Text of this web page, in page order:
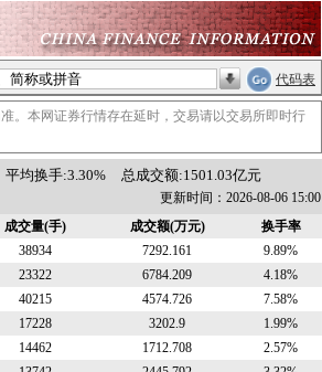
代码表
。本网证券行情存在延时，交易请以交易所即时行
平均换手:3.30% 总成交额:1501.03亿元
更新时间：2026-08-06 15:00
成交量(手) 成交额(万元)
换手率
38934 7292.161
9.89%
23322 6784.209
4.18%
40215 4574.726
7.58%
17228 3202.9
1.99%
14462 1712.708
2.57%